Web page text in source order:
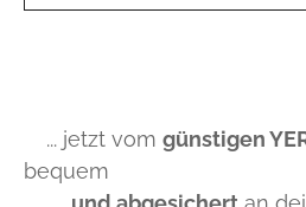
... jetzt vom günstigen
bequem